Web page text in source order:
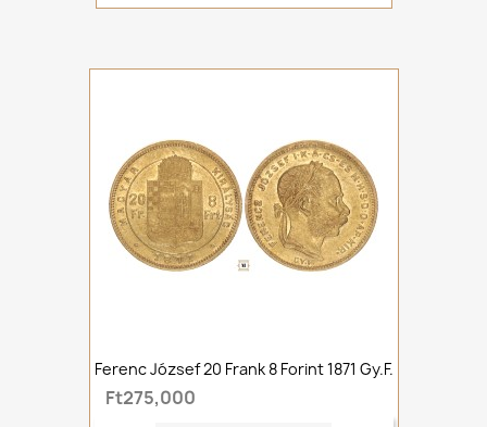
Ferenc József 20 Frank 8 Forint 1871 Gy.F.
Ft275,000